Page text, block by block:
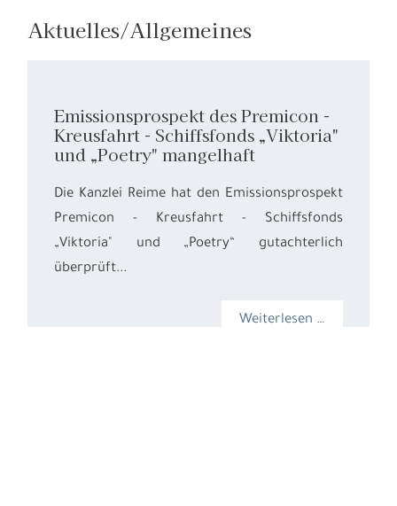
Aktuelles/Allgemeines
Emissionsprospekt des Premicon -
Kreusfahrt - Schiffsfonds „Viktoria"
und „Poetry" mangelhaft
Die Kanzlei Reime hat den Emissionsprospekt
Premicon - Kreusfahrt - Schiffsfonds
„Viktoria" und „Poetry“ gutachterlich
überprüft...
Weiterlesen …